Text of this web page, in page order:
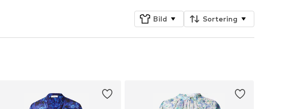
Bild Sortering